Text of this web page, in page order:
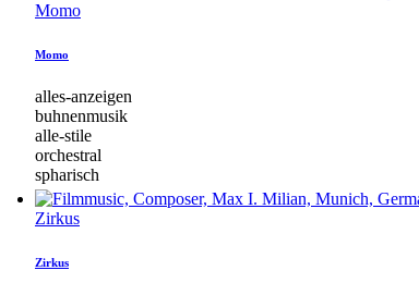
Momo
Momo
alles-anzeigen
buhnenmusik
alle-stile
orchestral
spharisch
Zirkus
Zirkus